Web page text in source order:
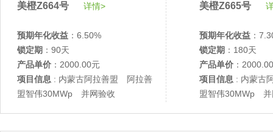
美橙Z664号 详情>
预期年化收益 ：6.50%
锁定期 ：90天
产品单价 ：2000.00元
项目信息 : 内蒙古阿拉善盟 阿拉善
盟智伟30MWp 并网验收
美橙Z665号
预期年化收益 ：
锁定期 ：180天
产品单价 ：
项目信息 : 内蒙古
盟智伟30MWp 并